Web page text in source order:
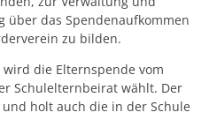
über das Spendenaufkommen
zu bilden.
die Elternspende vom
Schulelternbeirat wählt. Der
holt auch die in der Schule